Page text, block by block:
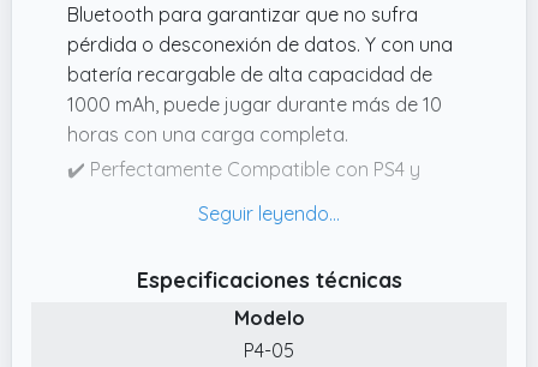
Bluetooth para garantizar que no sufra
pérdida o desconexión de datos. Y con una
batería recargable de alta capacidad de
1000 mAh, puede jugar durante más de 10
horas con una carga completa.
✔️ Perfectamente Compatible con PS4 y
compatible con PS4/Pro/Slim/PC. Sólo
✔️ Una Nueva Experiencia: Hay botones de
programación macro en la parte posterior,
puede personalizar su operación y
Especificaciones técnicas
Modelo
P4-05